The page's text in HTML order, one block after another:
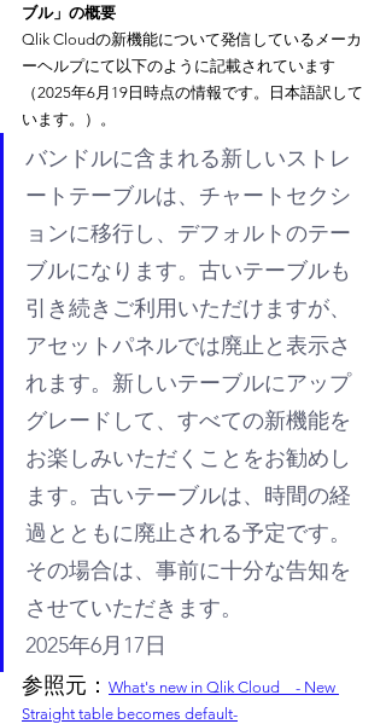
ブル」の概要
Qlik Cloudの新機能について発信しているメーカ
ーヘルプにて以下のように記載されています
（2025年6月19日時点の情報です。日本語訳して
います。）。
バンドルに含まれる新しいストレ
ートテーブルは、チャートセクシ
ョンに移行し、デフォルトのテー
ブルになります。古いテーブルも
引き続きご利用いただけますが、
アセットパネルでは廃止と表示さ
れます。新しいテーブルにアップ
グレードして、すべての新機能を
お楽しみいただくことをお勧めし
ます。古いテーブルは、時間の経
過とともに廃止される予定です。
その場合は、事前に十分な告知を
させていただきます。
2025年6月17日
参照元： What's new in Qlik Cloud　- New
Straight table becomes default-